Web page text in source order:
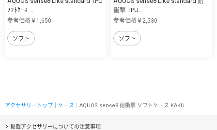
ｿﾌﾄｹｰｽ ...
参考価格￥1,650
ソフト
衝撃 TPU...
参考価格￥2,530
ソフト
アクセサリートップ ケース ｜AQUOS sense8 耐衝撃 ソフトケース KAKU
掲載アクセサリーについての注意事項